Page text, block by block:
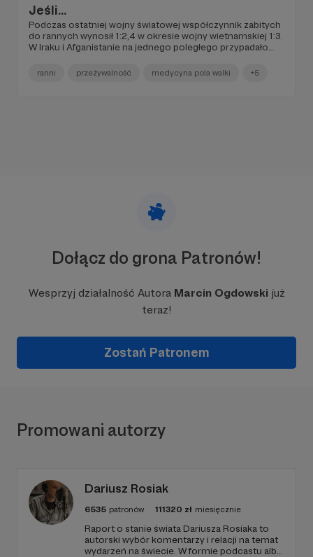
Jeśli...
Podczas ostatniej wojny światowej współczynnik zabitych
do rannych wynosił 1:2,4 w okresie wojny wietnamskiej 1:3.
W Iraku i Afganistanie na jednego poległego przypadało
ranni przeżywalność medycyna pola walki +5
Dołącz do grona Patronów!
Wesprzyj działalność Autora Marcin Ogdowski już
teraz!
Zostań Patronem
Promowani autorzy
Dariusz Rosiak
6535 patronów 111320 zł miesięcznie
Raport o stanie świata Dariusza Rosiaka to
autorski wybór komentarzy i relacji na temat
wydarzeń na świecie. W formie podcastu albo